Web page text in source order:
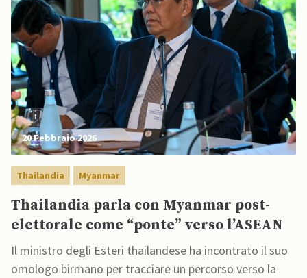
20 Febbraio 2026
Thailandia Myanmar
Thailandia parla con Myanmar post-
elettorale come “ponte” verso l’ASEAN
Il ministro degli Esteri thailandese ha incontrato il suo
omologo birmano per tracciare un percorso verso la